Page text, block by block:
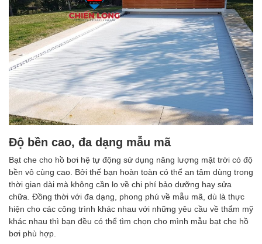
Độ bền cao, đa dạng mẫu mã
Bạt che cho hồ bơi hệ tự động sử dụng năng lượng mặt trời có độ
bền vô cùng cao. Bởi thế bạn hoàn toàn có thể an tâm dùng trong
thời gian dài mà không cần lo về chi phí bảo dưỡng hay sửa
chữa. Đồng thời với đa dạng, phong phú về mẫu mã, dù là thực
hiện cho các công trình khác nhau với những yêu cầu về thẩm mỹ
khác nhau thì bạn đều có thể tìm chọn cho mình mẫu bạt che hồ
bơi phù hợp.